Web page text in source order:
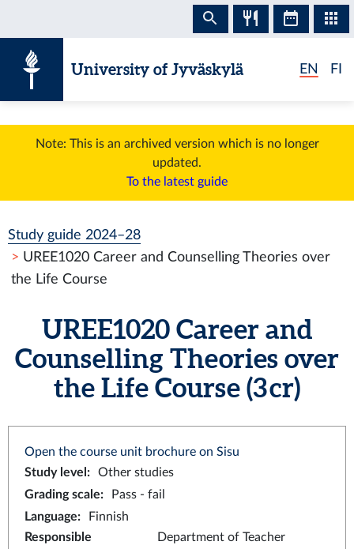
University of Jyväskylä EN FI
Note: This is an archived version which is no longer
updated.
To the latest guide
Study guide 2024–28
UREE1020 Career and Counselling Theories over
the Life Course
UREE1020 Career and
Counselling Theories over
the Life Course (3 cr)
Open the course unit brochure on Sisu
Study level :
Other studies
Grading scale:
Pass - fail
Language:
Finnish
Responsible
Department of Teacher